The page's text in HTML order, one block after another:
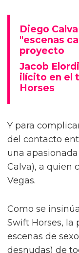
Diego
"escenas
proyecto
Jacob
ilícito en el
Horses
Y para
del contacto
una
Calva), a quien
Vegas.
Como se
Swift Horses, la
escenas de
desnudas) de